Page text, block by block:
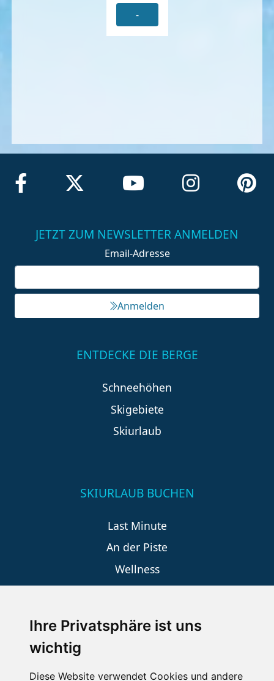
Ihre Privatsphäre ist uns
wichtig
Diese Website verwendet Cookies und andere
-
JETZT ZUM NEWSLETTER ANMELDEN
Email-Adresse
Anmelden
ENTDECKE DIE BERGE
Schneehöhen
Skigebiete
Skiurlaub
SKIURLAUB BUCHEN
Last Minute
An der Piste
Wellness
SCHNEEHÖHEN SKI APP
Die Schneehoehen Ski APP für iOS und Android - Ein
Muss für alle Wintersportler und Schneefreaks!